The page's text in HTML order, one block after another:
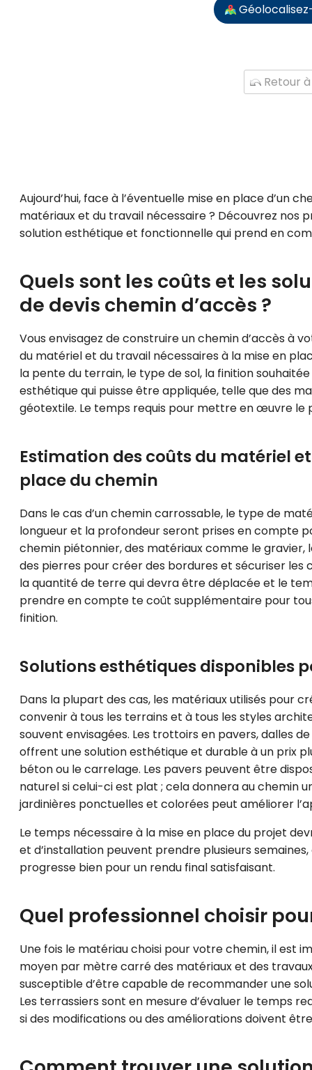
Retour
Aujourd’hui, face à l’éventuelle mise en place d’un
matériaux et du travail nécessaire ? Découvrez nos
solution esthétique et fonctionnelle qui prend en
Quels sont les coûts et les
de devis chemin d’accès ?
Vous envisagez de construire un chemin d’accès à
du matériel et du travail nécessaires à la mise en
la pente du terrain, le type de sol, la finition
esthétique qui puisse être appliquée, telle que des
géotextile. Le temps requis pour mettre en œuvre
Estimation des coûts du matériel
place du chemin
Dans le cas d’un chemin carrossable, le type de
longueur et la profondeur seront prises en compte
chemin piétonnier, des matériaux comme le
des pierres pour créer des bordures et sécuriser
la quantité de terre qui devra être déplacée et le
prendre en compte te coût supplémentaire pour
finition.
Solutions esthétiques disponibles
Dans la plupart des cas, les matériaux utilisés pour
convenir à tous les terrains et à tous les styles
souvent envisagées. Les trottoirs en pavers, dalles
offrent une solution esthétique et durable à un prix
béton ou le carrelage. Les pavers peuvent être
naturel si celui-ci est plat ; cela donnera au chemin
jardinières ponctuelles et colorées peut améliorer
Le temps nécessaire à la mise en place du projet
et d’installation peuvent prendre plusieurs
progresse bien pour un rendu final satisfaisant.
Quel professionnel choisir
Une fois le matériau choisi pour votre chemin, il est
moyen par mètre carré des matériaux et des
susceptible d’être capable de recommander une
Les terrassiers sont en mesure d’évaluer le temps
si des modifications ou des améliorations doivent